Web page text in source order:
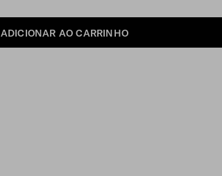
ADICIONAR AO CARRINHO